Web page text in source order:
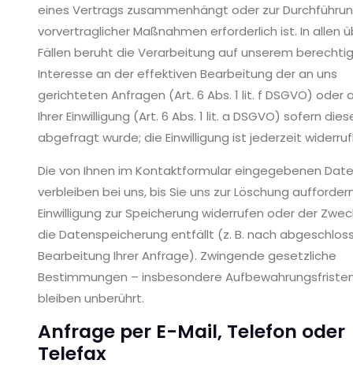
eines Vertrags zusammenhängt oder zur
vorvertraglicher Maßnahmen erforderlich ist. In allen
Fällen beruht die Verarbeitung auf unserem
Interesse an der effektiven Bearbeitung der an uns
gerichteten Anfragen (Art. 6 Abs. 1 lit. f DSGVO) oder
Ihrer Einwilligung (Art. 6 Abs. 1 lit. a DSGVO) sofern
abgefragt wurde; die Einwilligung ist jederzeit
Die von Ihnen im Kontaktformular eingegebenen
verbleiben bei uns, bis Sie uns zur Löschung
Einwilligung zur Speicherung widerrufen oder der
die Datenspeicherung entfällt (z. B. nach
Bearbeitung Ihrer Anfrage). Zwingende gesetzliche
Bestimmungen – insbesondere
bleiben unberührt.
Anfrage per E-Mail, Telefon oder
Telefax